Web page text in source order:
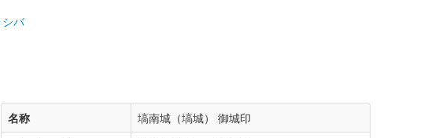
名称
塙南城（塙城） 御城印